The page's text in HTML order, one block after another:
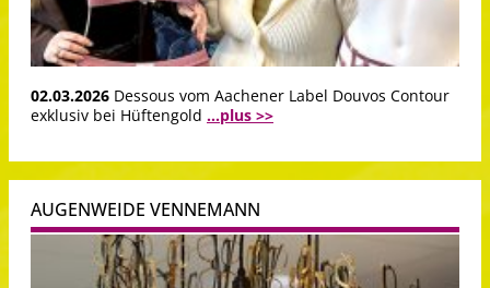
02.03.2026 Dessous vom Aachener Label Douvos Contour
exklusiv bei Hüftengold ...plus >>
AUGENWEIDE VENNEMANN